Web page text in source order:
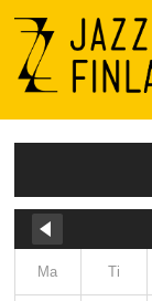
Menu
Ma Ti